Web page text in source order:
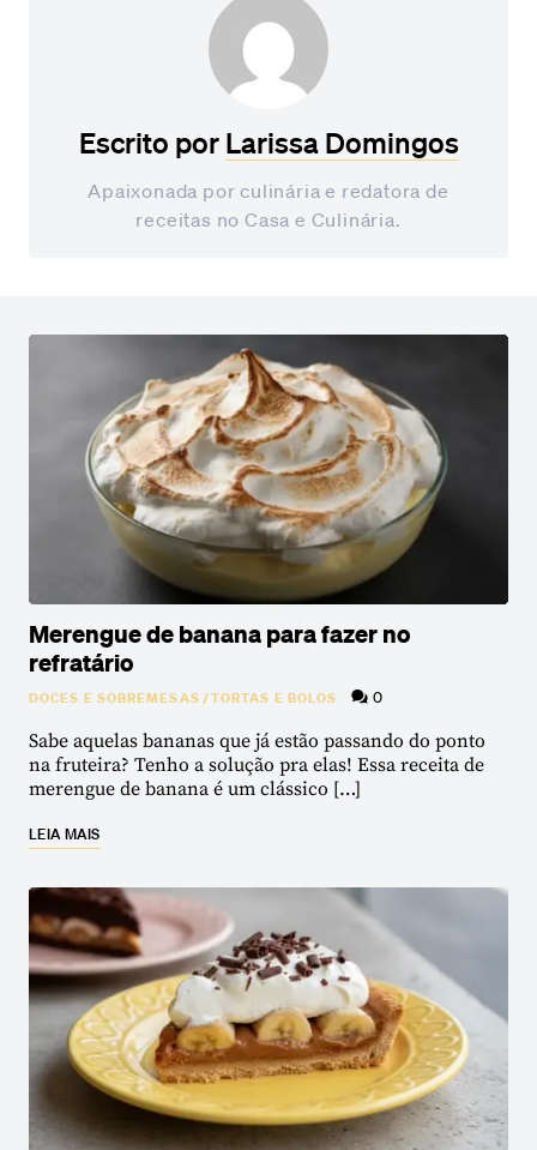
Escrito por Larissa Domingos
Apaixonada por culinária e redatora de
receitas no Casa e Culinária.
Merengue de banana para fazer no
refratário
DOCES E SOBREMESAS/TORTAS E BOLOS 0
Sabe aquelas bananas que já estão passando do ponto
na fruteira? Tenho a solução pra elas! Essa receita de
merengue de banana é um clássico […]
LEIA MAIS